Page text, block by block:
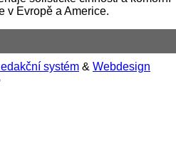
v Evropě a Americe.
systém & Webdesign